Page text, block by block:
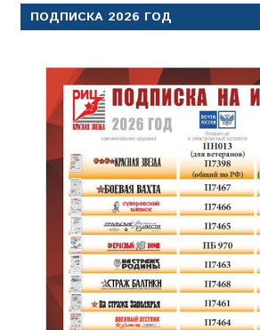
ПОДПИСКА 2026 ГОД